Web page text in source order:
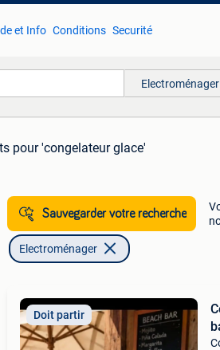
et Info Conditions Securité
Electroménager
pour 'congelateur glace'
Sauvegarder votre recherche
Electroménager
Doit partir